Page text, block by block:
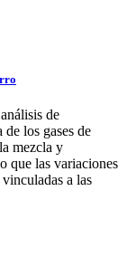
de
los gases de
mezcla y
que las variaciones
a las